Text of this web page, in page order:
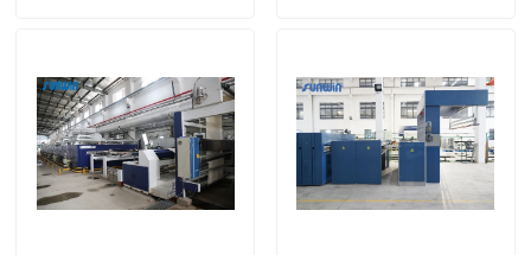
제품
우리에 대하여